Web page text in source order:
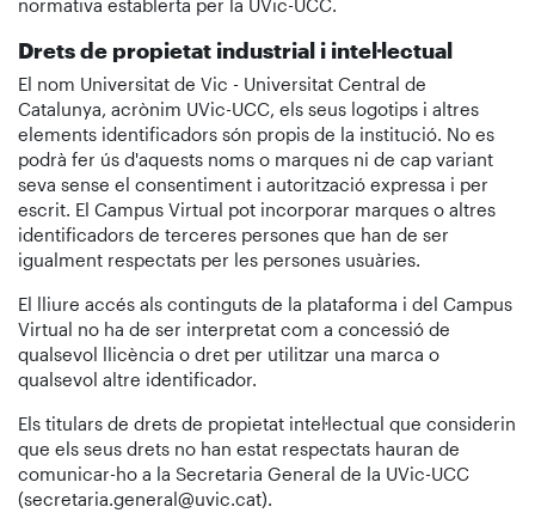
normativa establerta per la UVic-UCC.
Drets de propietat industrial i intel·lectual
El nom Universitat de Vic - Universitat Central de
Catalunya, acrònim UVic-UCC, els seus logotips i altres
elements identificadors són propis de la institució. No es
podrà fer ús d'aquests noms o marques ni de cap variant
seva sense el consentiment i autorització expressa i per
escrit. El Campus Virtual pot incorporar marques o altres
identificadors de terceres persones que han de ser
igualment respectats per les persones usuàries.
El lliure accés als continguts de la plataforma i del Campus
Virtual no ha de ser interpretat com a concessió de
qualsevol llicència o dret per utilitzar una marca o
qualsevol altre identificador.
Els titulars de drets de propietat intel·lectual que considerin
que els seus drets no han estat respectats hauran de
comunicar-ho a la Secretaria General de la UVic-UCC
(secretaria.general@uvic.cat).